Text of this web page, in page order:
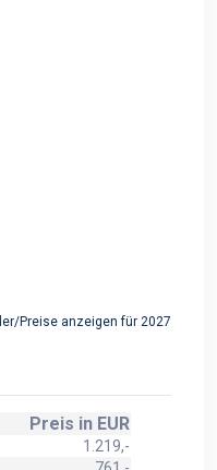
Preise anzeigen für 2027
Preis in EUR
1.219,-